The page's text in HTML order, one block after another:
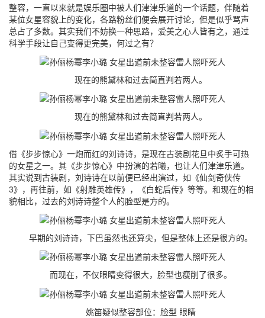
整容，一直以来就是娱乐圈中被人们津津乐道的一个话题，伴随着
某位女星容貌上的变化，各路粉丝们便会展开讨论，但是似乎骂声
总占了多数。其实我们不妨换一种思路，爱美之心人皆有之，通过
科学手段让自己变得更完美，何过之有？
现在的熊黛林和过去简直判若两人。
现在的熊黛林和过去简直判若两人。
借《步步惊心》一炮而红的刘诗诗，是现在古装剧花旦中炙手可热
的女星之一。其《步步惊心》中扮演的若曦，也让人们津津乐道。
其实说到古装剧，刘诗诗在以前便已经出演过，如《仙剑奇侠传
3》，再往前，如《射雕英雄传》，《白蛇后传》等等。和现在的相
貌相比，过去的刘诗诗整个人的脸型是方的。
早期的刘诗诗，下巴虽然也还算尖，但是整体上还是很方的。
而现在，不仅眼睛变得很大，脸型也瘦削了很多。
姚笛疑似整容部位：脸型 眼睛